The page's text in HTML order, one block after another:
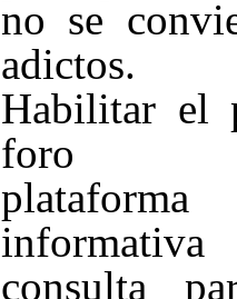
no se
adictos.
Habilitar el
foro
plataforma
consulta